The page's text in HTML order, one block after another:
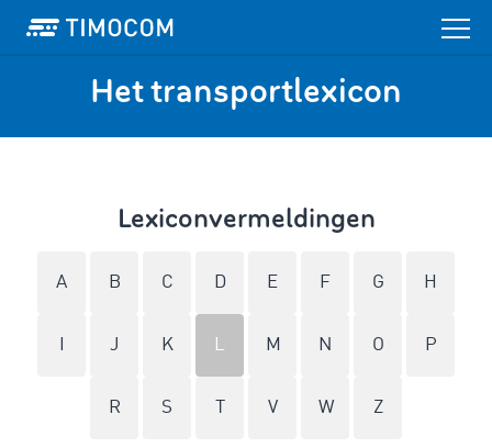
Het transportlexicon
Lexiconvermeldingen
A B C D E F G H
J K L M N O P
R S V W Z